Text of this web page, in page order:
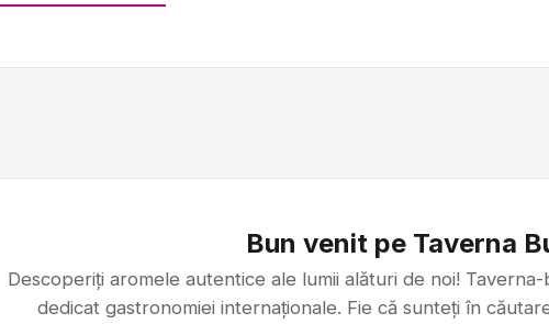
Bun venit pe Taverna
Descoperiți aromele autentice ale lumii alături de noi!
dedicat gastronomiei internaționale. Fie că sunteți în